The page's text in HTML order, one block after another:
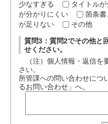
少なすぎる
タイトル
が分かりにくい
箇条
が足りない
その他
質問3：質問2でその他と
せください。
（注）個人情報・返信を
さい。
所管課への問い合わせにつ
るお問い合わせ」へ。